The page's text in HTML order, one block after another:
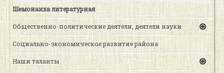
Шемонаиха литературная
Общественно-политические деятели, деятели науки
Социально-экономическое развитие района
Наши таланты